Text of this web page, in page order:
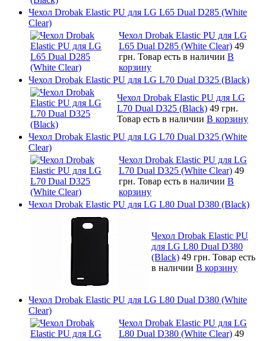
Чехол Drobak Elastic PU для LG L65 Dual D285 (White
Clear)
Чехол Drobak Elastic PU для LG
L65 Dual D285 (White Clear) 49
грн. Товар есть в наличии В
корзину
Чехол Drobak Elastic PU для LG L70 Dual D325 (Black)
Чехол Drobak Elastic PU для LG
L70 Dual D325 (Black) 49 грн.
Товар есть в наличии В корзину
Чехол Drobak Elastic PU для LG L70 Dual D325 (White
Clear)
Чехол Drobak Elastic PU для LG
L70 Dual D325 (White Clear) 49
грн. Товар есть в наличии В
корзину
Чехол Drobak Elastic PU для LG L80 Dual D380 (Black)
Чехол Drobak Elastic PU
для LG L80 Dual D380
(Black) 49 грн. Товар есть
в наличии В корзину
Чехол Drobak Elastic PU для LG L80 Dual D380 (White
Clear)
Чехол Drobak Elastic PU для LG
L80 Dual D380 (White Clear) 49